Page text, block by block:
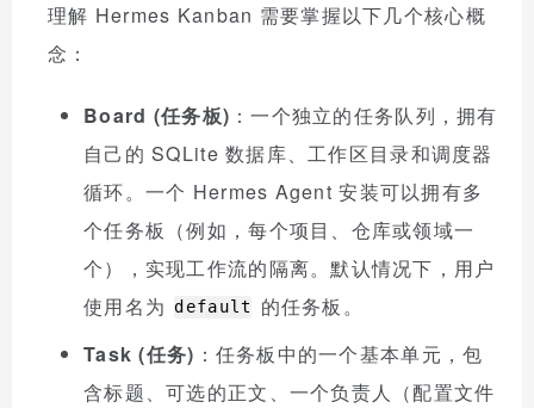
理解 Hermes Kanban 需要掌握以下几个核心概
念：
Board (任务板) ：一个独立的任务队列，拥有
自己的 SQLite 数据库、工作区目录和调度器
循环。一个 Hermes Agent 安装可以拥有多
个任务板（例如，每个项目、仓库或领域一
个），实现工作流的隔离。默认情况下，用户
使用名为 default
的任务板。
Task (任务) ：任务板中的一个基本单元，包
含标题、可选的正文、一个负责人（配置文件